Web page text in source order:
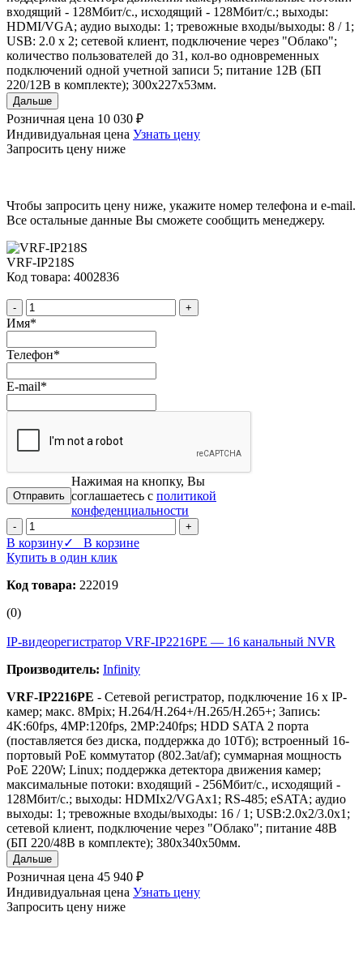
входящий - 128Мбит/с., исходящий - 128Мбит/с.; выходы:
HDMI/VGA; аудио выходы: 1; тревожные входы/выходы: 8 / 1;
USB: 2.0 x 2; сетевой клиент, подключение через "Облако";
количество пользователей до 31, кол-во одновременных
подключений одной учетной записи 5; питание 12В (БП
220/12В в комплекте); 300x227x53мм.
Дальше
Розничная цена 10 030 ₽
Индивидуальная цена Узнать цену
Запросить цену ниже
Чтобы запросить цену ниже, укажите номер телефона и e-mail.
Все остальные данные Вы сможете сообщить менеджеру.
VRF-IP218S
Код товара: 4002836
- +
Имя*
Телефон*
E-mail*
Нажимая на кнопку, Вы
соглашаетесь с политикой
конфеденциальности
- +
В корзину✓ В корзине
Купить в один клик
Код товара: 222019
(0)
IP-видеорегистратор VRF-IP2216PE — 16 канальный NVR
Производитель: Infinity
VRF-IP2216PE - Сетевой регистратор, подключение 16 х IP-
камер; макс. 8Mpix; H.264/H.264+/H.265/H.265+; Запись:
4K:60fps, 4MP:120fps, 2MP:240fps; HDD SATA 2 порта
(поставляется без диска, поддержка до 10Тб); встроенный 16-
портовый PoE коммутатор (802.3at/af); cуммарная мощность
PoE 220W; Linux; поддержка детектора движения камер;
максимальные потоки: входящий - 256Мбит/с., исходящий -
128Мбит/с.; выходы: HDMIx2/VGAx1; RS-485; eSATA; аудио
выходы: 1; тревожные входы/выходы: 16 / 1; USB:2.0x2/3.0x1;
сетевой клиент, подключение через "Облако"; питание 48В
(БП 220/48В в комплекте); 380x340x50мм.
Дальше
Розничная цена 45 940 ₽
Индивидуальная цена Узнать цену
Запросить цену ниже